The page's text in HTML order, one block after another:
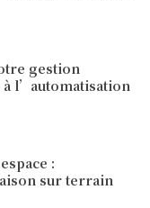
gestion
l’automatisation
:
sur terrain